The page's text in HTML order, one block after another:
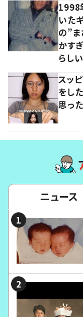
1998
いた
の”ま
かす
らしい
スッ
をし
思った
ニュース